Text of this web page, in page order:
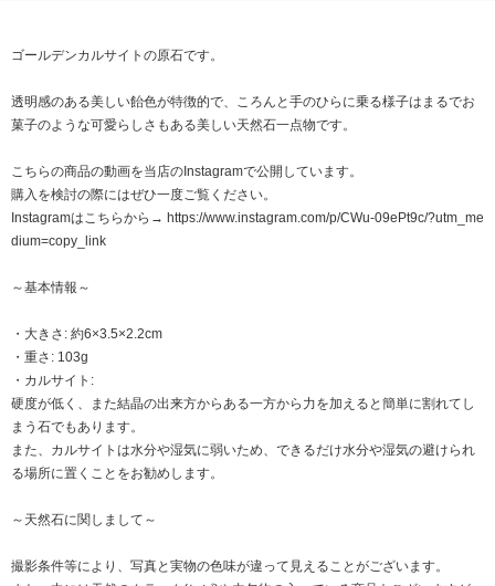
ゴールデンカルサイトの原石です。
透明感のある美しい飴色が特徴的で、ころんと手のひらに乗る様子はまるでお
菓子のような可愛らしさもある美しい天然石一点物です。
こちらの商品の動画を当店のInstagramで公開しています。
購入を検討の際にはぜひ一度ご覧ください。
Instagramはこちらから→ https://www.instagram.com/p/CWu-09ePt9c/?utm_me
dium=copy_link
～基本情報～
・大きさ: 約6×3.5×2.2cm
・重さ: 103g
・カルサイト:
硬度が低く、また結晶の出来方からある一方から力を加えると簡単に割れてし
まう石でもあります。
また、カルサイトは水分や湿気に弱いため、できるだけ水分や湿気の避けられ
る場所に置くことをお勧めします。
～天然石に関しまして～
撮影条件等により、写真と実物の色味が違って見えることがございます。